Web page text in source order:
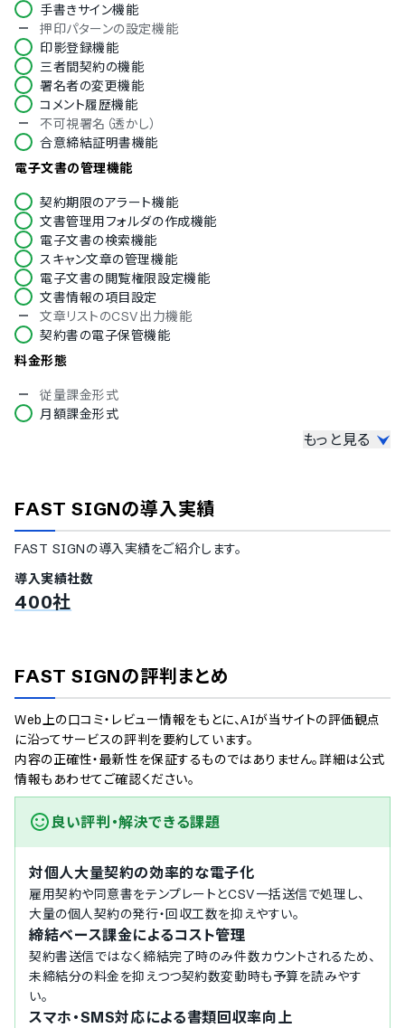
中国語
デンマーク語
オランダ語
英語
フィンランド語
フランス語
ドイツ語
イタリア語
韓国語
ポルトガル語
ロシア語
スペイン語
スウェーデン語
タイ語
アラビア語
インドネシア語
ブルガリア語
クロアチア語
ハンガリー語
ポーランド語
手書きサイン機能
押印パターンの設定機能
印影登録機能
三者間契約の機能
署名者の変更機能
コメント履歴機能
不可視署名（透かし）
合意締結証明書機能
電子文書の管理機能
契約期限のアラート機能
文書管理用フォルダの作成機能
電子文書の検索機能
スキャン文章の管理機能
電子文書の閲覧権限設定機能
文書情報の項目設定
文章リストのCSV出力機能
契約書の電子保管機能
料金形態
従量課金形式
月額課金形式
テンプレート提供
PDFインポート
契約書の送付機能
契約書のアクセスコード設定機能
契約書の一括送付
電子署名機能（当事者型）
本人認証方法
本人確認書類による認証
メールアドレス認証
認定認証事業者による電子証明書発行
ユーザー管理機能
アドレス帳登録
社内人事情報のマスタ登録
操作ログ管理
ワークフロー機能
電子文書の送付承認設定機能
契約書の承認ワークフロー設定
もっと見る
FAST SIGNの導入実績
FAST SIGNの導入実績をご紹介します。
導入実績社数
400社
FAST SIGNの評判まとめ
Web上の口コミ・レビュー情報をもとに、AIが当サイトの評価観点
に沿ってサービスの評判を要約しています。
内容の正確性・最新性を保証するものではありません。詳細は公式
情報もあわせてご確認ください。
良い評判・解決できる​課題
対個人大量契約の効率的な電子化
雇用契約や同意書をテンプレートとCSV一括送信で処理し、
大量の個人契約の発行・回収工数を抑えやすい。
締結ベース課金によるコスト管理
契約書送信ではなく締結完了時のみ件数カウントされるため、
未締結分の料金を抑えつつ契約数変動時も予算を読みやす
い。
スマホ・SMS対応による書類回収率向上